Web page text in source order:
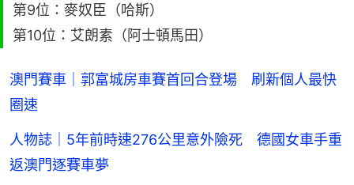
第9位：麥奴臣（哈斯）
第10位：艾朗素（阿士頓馬田）
澳門賽車｜郭富城房車賽首回合登場 刷新個人最快
圈速
人物誌｜5年前時速276公里意外險死 德國女車手重
返澳門逐賽車夢